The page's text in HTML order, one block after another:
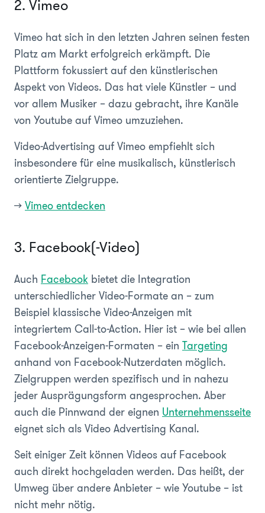
2. Vimeo
Vimeo hat sich in den letzten Jahren seinen festen
Platz am Markt erfolgreich erkämpft. Die
Plattform fokussiert auf den künstlerischen
Aspekt von Videos. Das hat viele Künstler – und
vor allem Musiker – dazu gebracht, ihre Kanäle
von Youtube auf Vimeo umzuziehen.
Video-Advertising auf Vimeo empfiehlt sich
insbesondere für eine musikalisch, künstlerisch
orientierte Zielgruppe.
>>Vimeo entdecken
3. Facebook(-Video)
Auch Facebook bietet die Integration
unterschiedlicher Video-Formate an – zum
Beispiel klassische Video-Anzeigen mit
integriertem Call-to-Action. Hier ist – wie bei allen
Facebook-Anzeigen-Formaten – ein Targeting
anhand von Facebook-Nutzerdaten möglich.
Zielgruppen werden spezifisch und in nahezu
jeder Ausprägungsform angesprochen. Aber
auch die Pinnwand der eignen Unternehmensseite
eignet sich als Video Advertising Kanal.
Seit einiger Zeit können Videos auf Facebook
auch direkt hochgeladen werden. Das heißt, der
Umweg über andere Anbieter – wie Youtube – ist
nicht mehr nötig.